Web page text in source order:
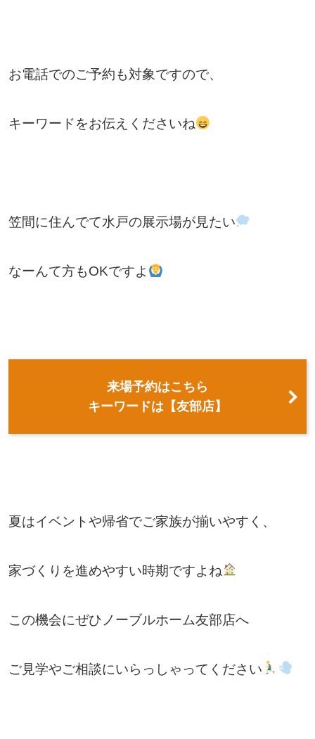
お電話でのご予約も対象ですので、
キーワードをお伝えくださいね
笠間に住んでて水戸の展示場が見たい
なーんて方もOKですよ
来場予約はこちら
キーワードは【友部店】
夏はイベントや帰省でご家族が揃いやすく、
家づくりを進めやすい時期ですよね
この機会にぜひノーブルホーム友部店へ
ご見学やご相談にいらっしゃってください